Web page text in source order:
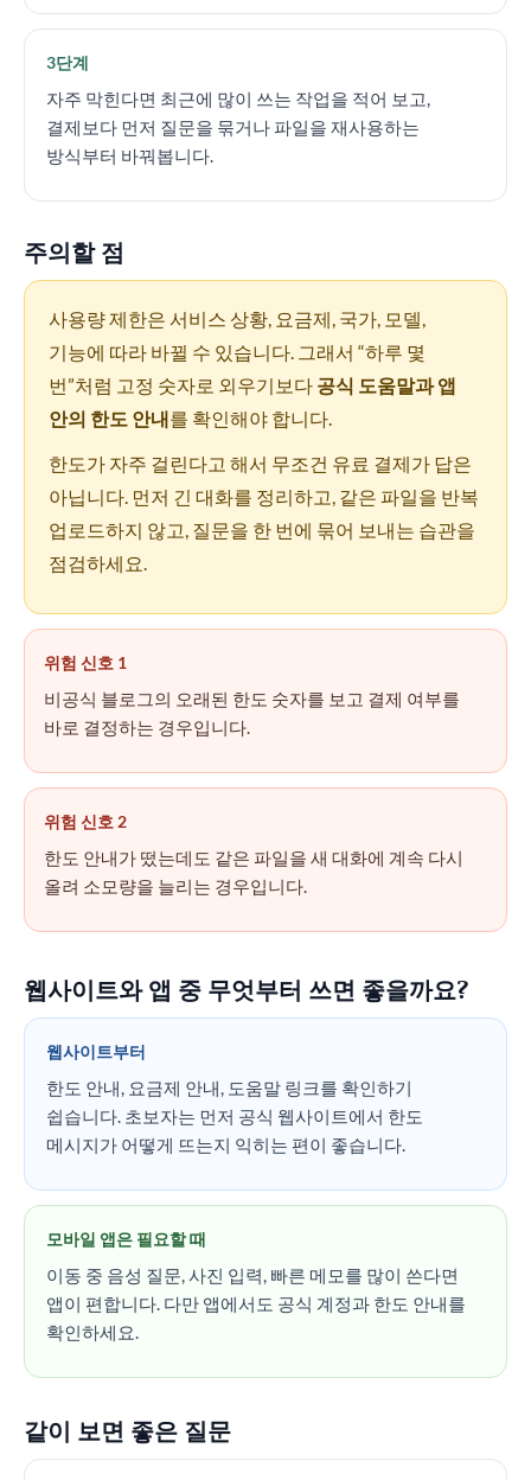
3단계
자주 막힌다면 최근에 많이 쓰는 작업을 적어 보고,
결제보다 먼저 질문을 묶거나 파일을 재사용하는
방식부터 바꿔봅니다.
주의할 점
사용량 제한은 서비스 상황, 요금제, 국가, 모델,
기능에 따라 바뀔 수 있습니다. 그래서 “하루 몇
번”처럼 고정 숫자로 외우기보다 공식 도움말과 앱
안의 한도 안내를 확인해야 합니다.
한도가 자주 걸린다고 해서 무조건 유료 결제가 답은
아닙니다. 먼저 긴 대화를 정리하고, 같은 파일을 반복
업로드하지 않고, 질문을 한 번에 묶어 보내는 습관을
점검하세요.
위험 신호 1
비공식 블로그의 오래된 한도 숫자를 보고 결제 여부를
바로 결정하는 경우입니다.
위험 신호 2
한도 안내가 떴는데도 같은 파일을 새 대화에 계속 다시
올려 소모량을 늘리는 경우입니다.
웹사이트와 앱 중 무엇부터 쓰면 좋을까요?
웹사이트부터
한도 안내, 요금제 안내, 도움말 링크를 확인하기
쉽습니다. 초보자는 먼저 공식 웹사이트에서 한도
메시지가 어떻게 뜨는지 익히는 편이 좋습니다.
모바일 앱은 필요할 때
이동 중 음성 질문, 사진 입력, 빠른 메모를 많이 쓴다면
앱이 편합니다. 다만 앱에서도 공식 계정과 한도 안내를
확인하세요.
같이 보면 좋은 질문